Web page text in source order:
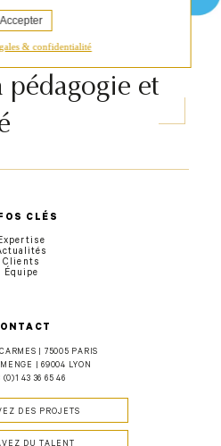
Accepter
& confidentialité
: Wizway
pédagogie et
| 75005 PARIS
| 69004 LYON
(0)1 43 36 65 46
DES PROJETS
CLÉS
Clients
Équipe